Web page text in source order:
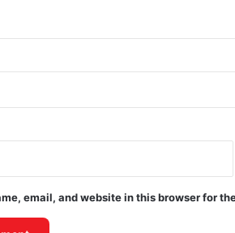
email, and website in this browser for